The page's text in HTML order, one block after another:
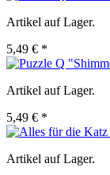
Artikel auf Lager.
5,49 € *
Artikel auf Lager.
5,49 € *
Artikel auf Lager.